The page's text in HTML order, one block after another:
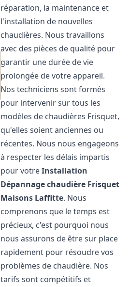
réparation, la maintenance et
l'installation de nouvelles
chaudières. Nous travaillons
avec des pièces de qualité pour
garantir une durée de vie
prolongée de votre appareil.
Nos techniciens sont formés
pour intervenir sur tous les
modèles de chaudières Frisquet,
qu'elles soient anciennes ou
récentes. Nous nous engageons
à respecter les délais impartis
pour votreInstallation
Dépannage chaudière Frisquet
Maisons Laffitte. Nous
comprenons que le temps est
précieux, c'est pourquoi nous
nous assurons de être sur place
rapidement pour résoudre vos
problèmes de chaudière. Nos
tarifs sont compétitifs et